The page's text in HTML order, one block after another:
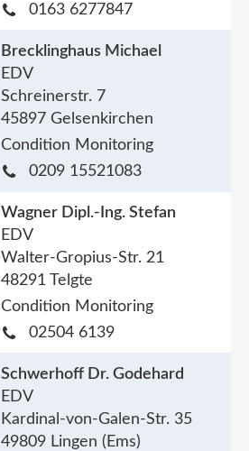
0163 6277847
Brecklinghaus Michael
EDV
Schreinerstr. 7
45897 Gelsenkirchen
Condition Monitoring
0209 15521083
Wagner Dipl.-Ing. Stefan
EDV
Walter-Gropius-Str. 21
48291 Telgte
Condition Monitoring
02504 6139
Schwerhoff Dr. Godehard
EDV
Kardinal-von-Galen-Str. 35
49809 Lingen (Ems)